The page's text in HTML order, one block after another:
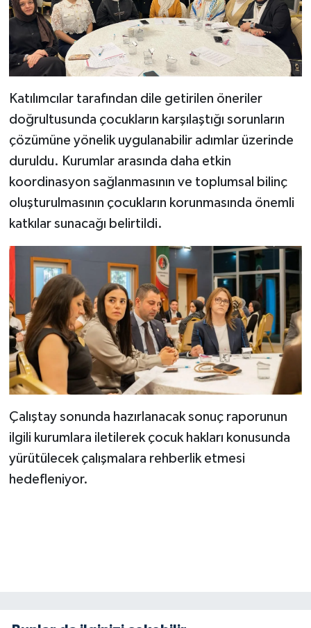
Katılımcılar tarafından dile getirilen öneriler
doğrultusunda çocukların karşılaştığı sorunların
çözümüne yönelik uygulanabilir adımlar üzerinde
duruldu. Kurumlar arasında daha etkin
koordinasyon sağlanmasının ve toplumsal bilinç
oluşturulmasının çocukların korunmasında önemli
katkılar sunacağı belirtildi.
Çalıştay sonunda hazırlanacak sonuç raporunun
ilgili kurumlara iletilerek çocuk hakları konusunda
yürütülecek çalışmalara rehberlik etmesi
hedefleniyor.